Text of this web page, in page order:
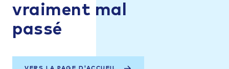
vraiment mal
passé